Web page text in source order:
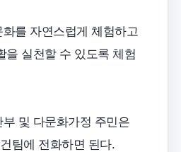
를 자연스럽게 체험하고
을 실천할 수 있도록 체험
및 다문화가정 주민은
팀에 전화하면 된다.